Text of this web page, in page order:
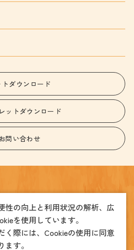
トダウンロード
ットダウンロード
お問い合わせ
うつのみや表参道スクエア2階
8039 (MICE振興課)028-612-3905
性の向上と利用状況の解析、広
を使用しています。
く際には、Cookieの使用に同意
す。